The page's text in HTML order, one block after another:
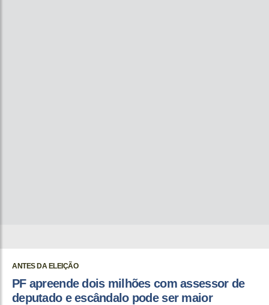
ANTES DA ELEIÇÃO
PF apreende dois milhões com assessor de
deputado e escândalo pode ser maior